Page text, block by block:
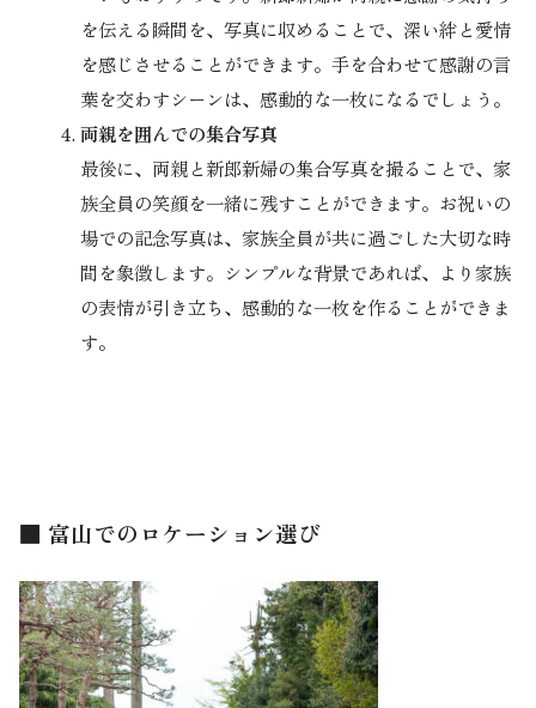
を伝える瞬間を、写真に収めることで、深い絆と愛情
を感じさせることができます。手を合わせて感謝の言
葉を交わすシーンは、感動的な一枚になるでしょう。
両親を囲んでの集合写真
最後に、両親と新郎新婦の集合写真を撮ることで、家
族全員の笑顔を一緒に残すことができます。お祝いの
場での記念写真は、家族全員が共に過ごした大切な時
間を象徴します。シンプルな背景であれば、より家族
の表情が引き立ち、感動的な一枚を作ることができま
す。
■ 富山でのロケーション選び